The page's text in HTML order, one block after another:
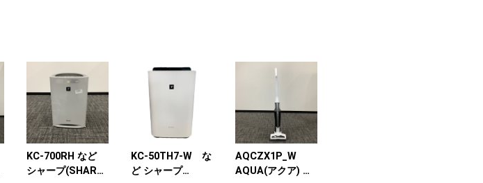
KC-700RH など
シャープ(SHARP)
KC-50TH7-W な
ど シャープ
AQCZX1P_W
AQUA(アクア) 掃